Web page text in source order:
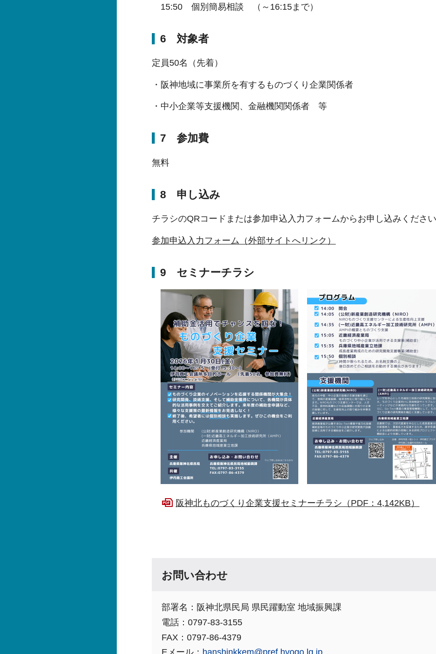
15:50 個別簡易相談 （～16:15まで）
6 対象者
定員50名（先着）
・阪神地域に事業所を有するものづくり企業関係者
・中小企業等支援機関、金融機関関係者 等
7 参加費
無料
8 申し込み
チラシのQRコードまたは参加申込入力フォームからお申し込みくださ
参加申込入力フォーム（外部サイトへリンク）
9 セミナーチラシ
阪神北ものづくり企業支援セミナーチラシ（PDF：4,142KB）
お問い合わせ
部署名：阪神北県民局 県民躍動室 地域振興課
電話：0797-83-3155
FAX：0797-86-4379